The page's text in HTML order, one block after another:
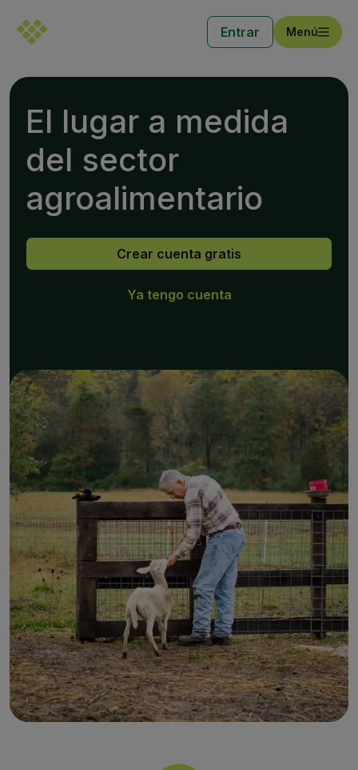
Entrar Menú
El lugar a medida
del sector
agroalimentario
Crear cuenta gratis
Ya tengo cuenta